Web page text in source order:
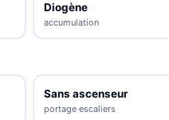
Diogène
accumulation
Sans ascenseur
portage escaliers